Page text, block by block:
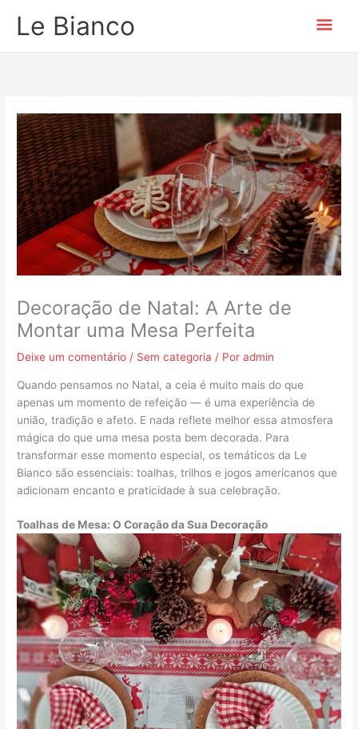
Le Bianco
Decoração de Natal: A Arte de
Montar uma Mesa Perfeita
Deixe um comentário / Sem categoria / Poradmin
Quando pensamos no Natal, a ceia é muito mais do que
apenas um momento de refeição — é uma experiência de
união, tradição e afeto. E nada reflete melhor essa atmosfera
mágica do que uma mesa posta bem decorada. Para
transformar esse momento especial, os temáticos da Le
Bianco são essenciais: toalhas, trilhos e jogos americanos que
adicionam encanto e praticidade à sua celebração.
Toalhas de Mesa: O Coração da Sua Decoração